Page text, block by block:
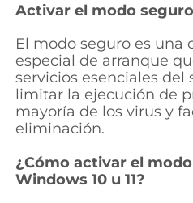
Activar el modo seguro
El modo seguro es una
especial de arranque
servicios esenciales del
limitar la ejecución de
mayoría de los virus y
eliminación.
¿Cómo activar el
Windows 10 u 11?